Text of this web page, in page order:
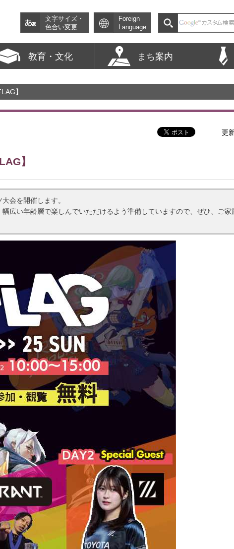
文字サイズ・
色合い変更
Foreign
Language
教育・文化 まち案内
】
更
】
会を開催します。
広い年齢層で楽しんでいただけるよう準備していますので、ぜひ、ご家